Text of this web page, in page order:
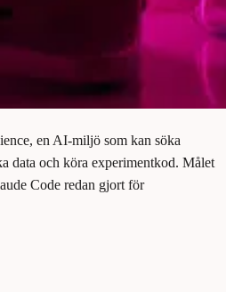
en AI-miljö som kan söka
data och köra experimentkod. Målet
Code redan gjort för